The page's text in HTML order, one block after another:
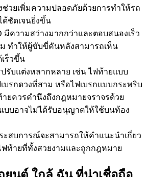
ช่วยเพิ่มความปลอดภัยด้วยการทำให้รถ
ด้ชัดเจนยิ่งขึ้น
มีความสว่างมากกว่าและตอบสนองเร็ว
ม ทำให้ผู้ขับขี่คันหลังสามารถเห็น
ร็วขึ้น
รับแต่งหลากหลาย เช่น ไฟท้ายแบบ
เบรกดวงที่สาม หรือไฟเบรกแบบกระพริบ
ยควรคำนึงถึงกฎหมายจราจรด้วย
แบบอาจไม่ได้รับอนุญาตให้ใช้บนท้อง
ะสบการณ์จะสามารถให้คำแนะนำเกี่ยว
ฟท้ายที่ทั้งสวยงามและถูกกฎหมาย